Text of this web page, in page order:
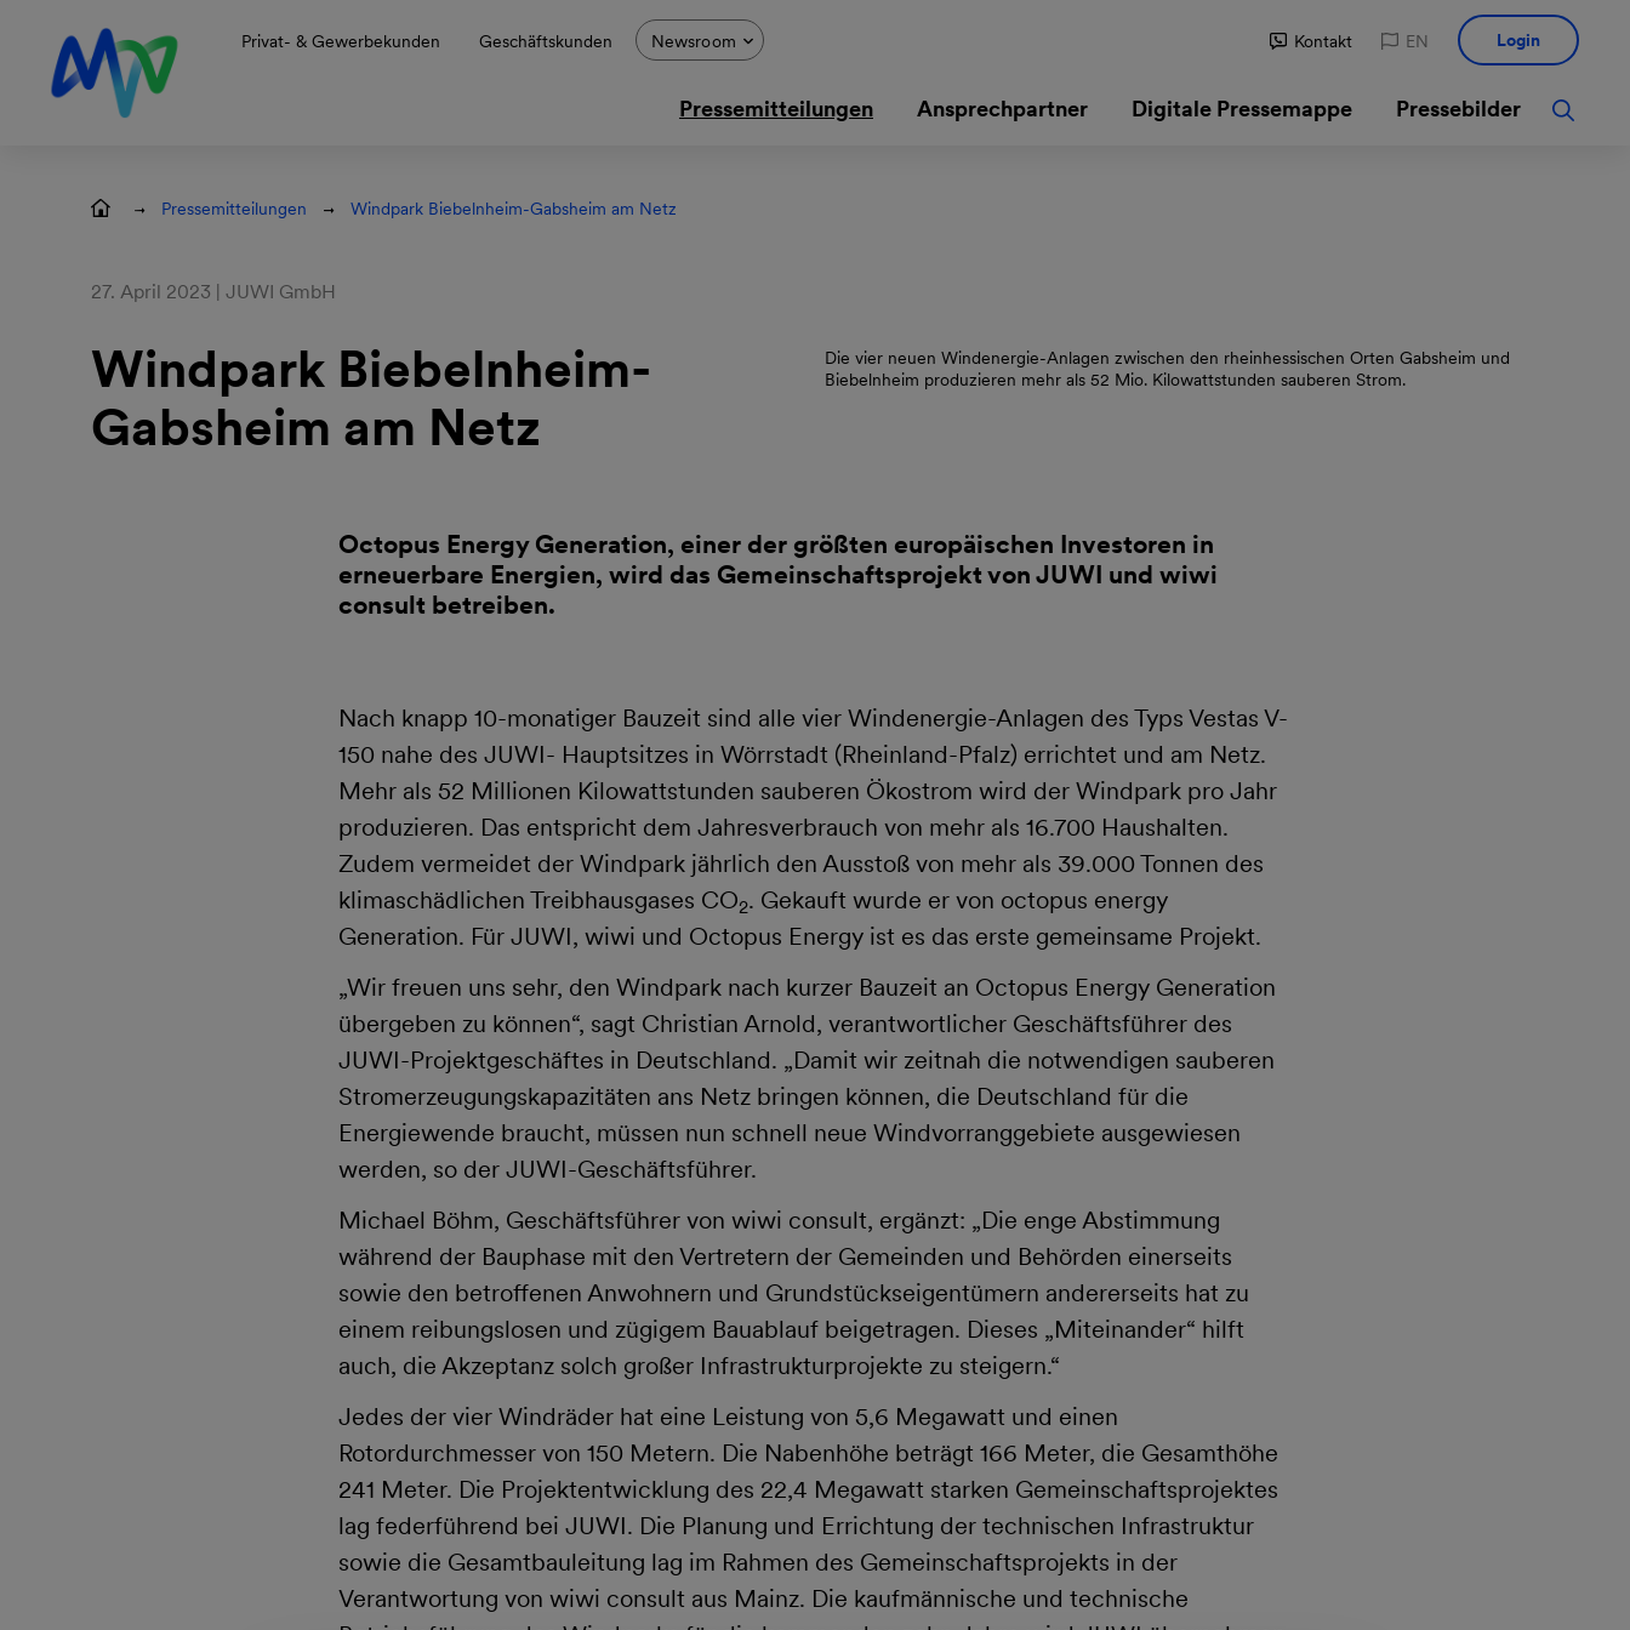
Zur Hauptnavigation springen
Zum Hauptinhalt springen
Zur Footernavigation springen
Privat- & Gewerbekunden Geschäftskunden Newsroom Kontakt EN Login
Pressemitteilungen Ansprechpartner Digitale Pressemappe Pressebilder
Pressemitteilungen Windpark Biebelnheim-Gabsheim am Netz
27. April 2023 | JUWI GmbH
Windpark Biebelnheim-
Gabsheim am Netz
Die vier neuen Windenergie-Anlagen zwischen den rheinhessischen Orten Gabsheim und
Biebelnheim produzieren mehr als 52 Mio. Kilowattstunden sauberen Strom.
Octopus Energy Generation, einer der größten europäischen Investoren in
erneuerbare Energien, wird das Gemeinschaftsprojekt von JUWI und wiwi
consult betreiben.
Nach knapp 10-monatiger Bauzeit sind alle vier Windenergie-Anlagen des Typs Vestas V-
150 nahe des JUWI- Hauptsitzes in Wörrstadt (Rheinland-Pfalz) errichtet und am Netz.
Mehr als 52 Millionen Kilowattstunden sauberen Ökostrom wird der Windpark pro Jahr
produzieren. Das entspricht dem Jahresverbrauch von mehr als 16.700 Haushalten.
Zudem vermeidet der Windpark jährlich den Ausstoß von mehr als 39.000 Tonnen des
klimaschädlichen Treibhausgases CO2. Gekauft wurde er von octopus energy
Generation. Für JUWI, wiwi und Octopus Energy ist es das erste gemeinsame Projekt.
„Wir freuen uns sehr, den Windpark nach kurzer Bauzeit an Octopus Energy Generation
übergeben zu können“, sagt Christian Arnold, verantwortlicher Geschäftsführer des
JUWI-Projektgeschäftes in Deutschland. „Damit wir zeitnah die notwendigen sauberen
Stromerzeugungskapazitäten ans Netz bringen können, die Deutschland für die
Energiewende braucht, müssen nun schnell neue Windvorranggebiete ausgewiesen
werden, so der JUWI-Geschäftsführer.
Michael Böhm, Geschäftsführer von wiwi consult, ergänzt: „Die enge Abstimmung
während der Bauphase mit den Vertretern der Gemeinden und Behörden einerseits
sowie den betroffenen Anwohnern und Grundstückseigentümern andererseits hat zu
einem reibungslosen und zügigem Bauablauf beigetragen. Dieses „Miteinander“ hilft
auch, die Akzeptanz solch großer Infrastrukturprojekte zu steigern.“
Jedes der vier Windräder hat eine Leistung von 5,6 Megawatt und einen
Rotordurchmesser von 150 Metern. Die Nabenhöhe beträgt 166 Meter, die Gesamthöhe
241 Meter. Die Projektentwicklung des 22,4 Megawatt starken Gemeinschaftsprojektes
lag federführend bei JUWI. Die Planung und Errichtung der technischen Infrastruktur
sowie die Gesamtbauleitung lag im Rahmen des Gemeinschaftsprojekts in der
Verantwortung von wiwi consult aus Mainz. Die kaufmännische und technische